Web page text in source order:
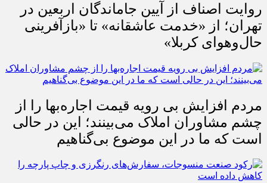
روایت اصناف از آیین جاماندگان اربعین در
تهران؛ از «خدمت عاشقانه» تا «بازآفرینی
حال‌وهوای کربلا»
مردم افزایش بی رویه قیمت اجاره‌بها را از
چشم مشاوران املاک می‌بینند؛ این در حالی
است که ما در این موضوع بی‌گناهیم